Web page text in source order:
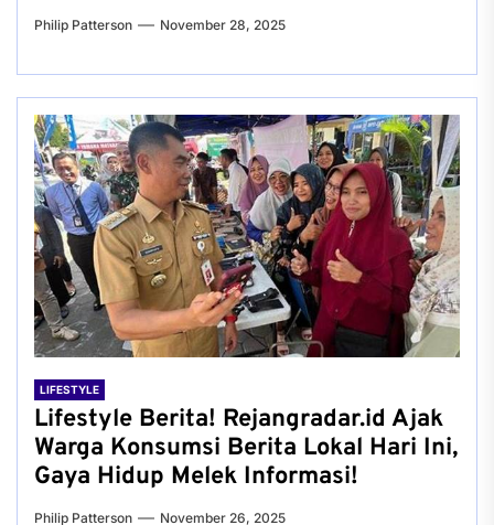
Philip Patterson November 28, 2025
LIFESTYLE
Lifestyle Berita! Rejangradar.id Ajak
Warga Konsumsi Berita Lokal Hari Ini,
Gaya Hidup Melek Informasi!
Philip Patterson November 26, 2025